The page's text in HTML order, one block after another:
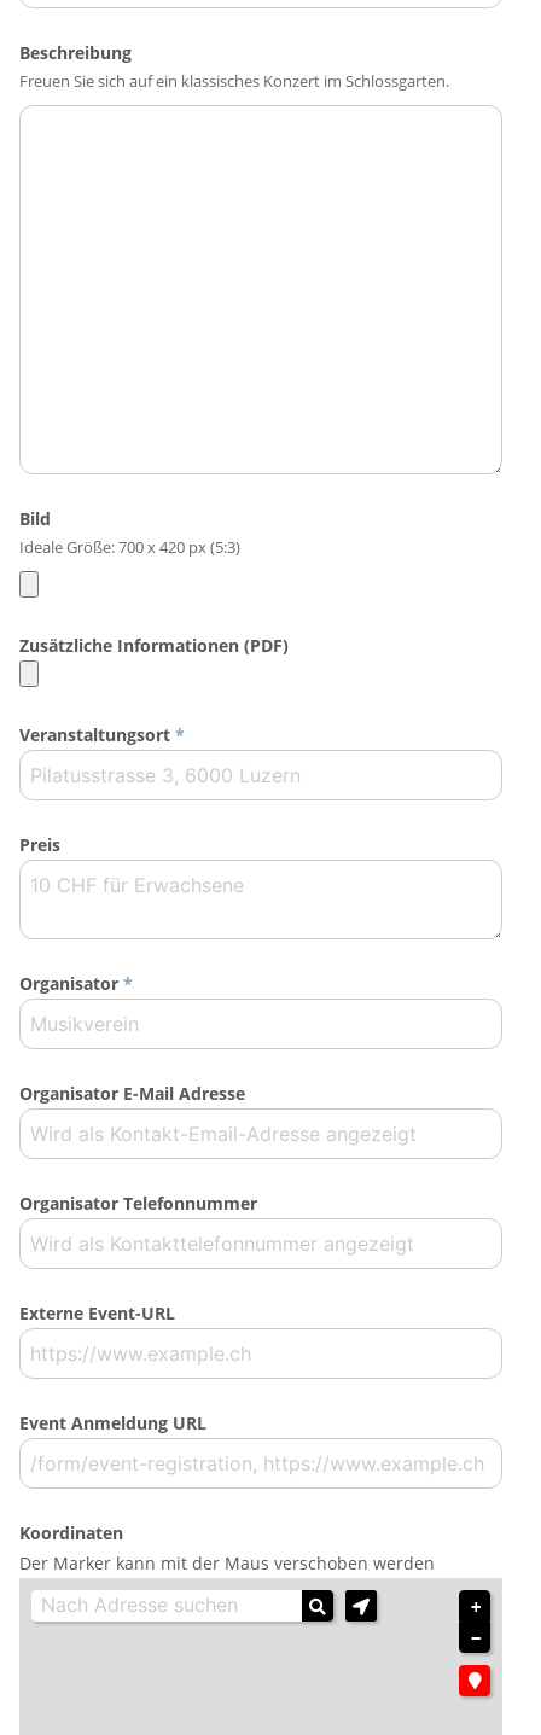
Beschreibung
Freuen Sie sich auf ein klassisches Konzert im Schlossgarten.
Bild
Ideale Größe: 700 x 420 px (5:3)
Zusätzliche Informationen (PDF)
Veranstaltungsort *
Preis
Organisator *
Organisator E-Mail Adresse
Organisator Telefonnummer
Externe Event-URL
Event Anmeldung URL
Koordinaten
Der Marker kann mit der Maus verschoben werden
+
−